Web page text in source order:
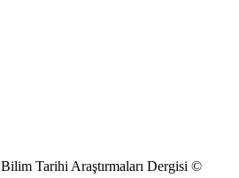
Tarihi Araştırmaları Dergisi ©